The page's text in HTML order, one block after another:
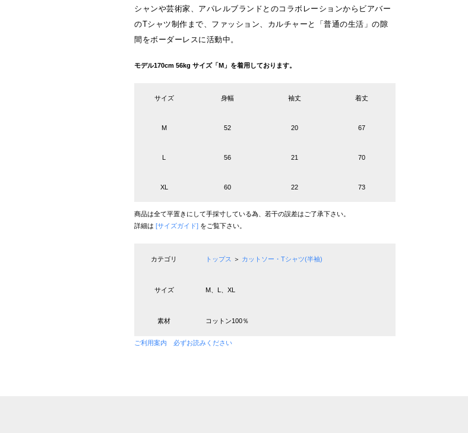
シャンや芸術家、アパレルブランドとのコラボレーションからビアバー
のTシャツ制作まで、ファッション、カルチャーと「普通の生活」の隙
間をボーダーレスに活動中。
モデル170cm 56kg サイズ「M」を着用しております。
サイズ 身幅 袖丈 着丈
M 52 20 67
L 56 21 70
XL 60 22 73
商品は全て平置きにして手採寸している為、若干の誤差はご了承下さい。
詳細は [サイズガイド] をご覧下さい。
カテゴリ トップス ＞ カットソー・Tシャツ(半袖)
サイズ M、L、XL
素材 コットン100％
ご利用案内 必ずお読みください